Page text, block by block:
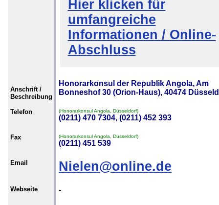
Hier klicken für
umfangreiche
Informationen / Online-
Abschluss
Anschrift /
Beschreibung
Honorarkonsul der Republik Angola, Am
Bonneshof 30 (Orion-Haus), 40474
Telefon (Honorarkonsul Angola, Düsseldorf)
(0211) 470 7304, (0211) 452 393
Fax (Honorarkonsul Angola, Düsseldorf)
(0211) 451 539
Email Nielen@online.de
Webseite -